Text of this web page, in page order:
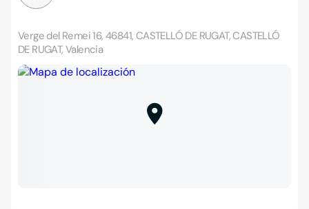
Verge del Remei 16, 46841, CASTELLÓ DE RUGAT, CASTELLÓ
DE RUGAT, Valencia